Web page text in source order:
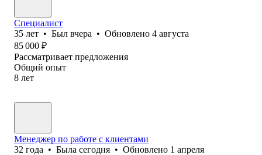
Специалист
35 лет • Был вчера • Обновлено 4 августа
85 000 ₽
Рассматривает предложения
Общий опыт
8 лет
Менеджер по работе с клиентами
32 года • Была сегодня • Обновлено 1 апреля